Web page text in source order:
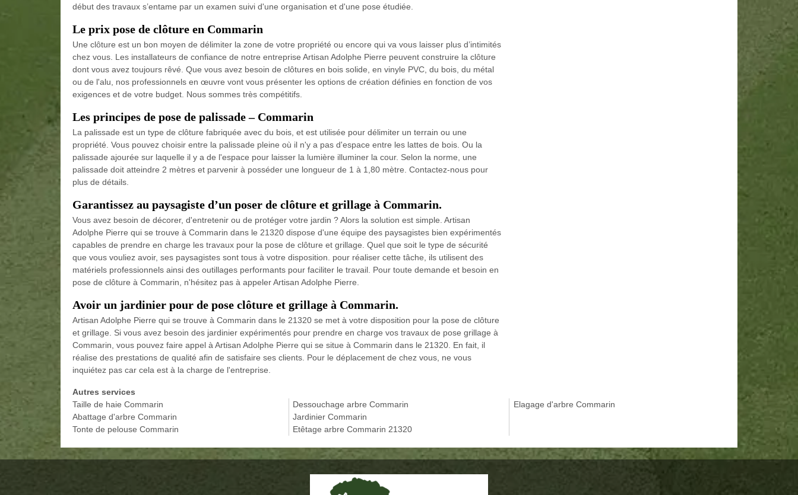
début des travaux s’entame par un examen suivi d'une organisation et d'une pose étudiée.
Le prix pose de clôture en Commarin
Une clôture est un bon moyen de délimiter la zone de votre propriété ou encore qui va vous laisser plus d’intimités
chez vous. Les installateurs de confiance de notre entreprise Artisan Adolphe Pierre peuvent construire la clôture
dont vous avez toujours rêvé. Que vous avez besoin de clôtures en bois solide, en vinyle PVC, du bois, du métal
ou de l'alu, nos professionnels en œuvre vont vous présenter les options de création définies en fonction de vos
exigences et de votre budget. Nous sommes très compétitifs.
Les principes de pose de palissade – Commarin
La palissade est un type de clôture fabriquée avec du bois, et est utilisée pour délimiter un terrain ou une
propriété. Vous pouvez choisir entre la palissade pleine où il n'y a pas d'espace entre les lattes de bois. Ou la
palissade ajourée sur laquelle il y a de l'espace pour laisser la lumière illuminer la cour. Selon la norme, une
palissade doit atteindre 2 mètres et parvenir à posséder une longueur de 1 à 1,80 mètre. Contactez-nous pour
plus de détails.
Garantissez au paysagiste d’un poser de clôture et grillage à Commarin.
Vous avez besoin de décorer, d'entretenir ou de protéger votre jardin ? Alors la solution est simple. Artisan
Adolphe Pierre qui se trouve à Commarin dans le 21320 dispose d'une équipe des paysagistes bien expérimentés
capables de prendre en charge les travaux pour la pose de clôture et grillage. Quel que soit le type de sécurité
que vous vouliez avoir, ses paysagistes sont tous à votre disposition. pour réaliser cette tâche, ils utilisent des
matériels professionnels ainsi des outillages performants pour faciliter le travail. Pour toute demande et besoin en
pose de clôture à Commarin, n'hésitez pas à appeler Artisan Adolphe Pierre.
Avoir un jardinier pour de pose clôture et grillage à Commarin.
Artisan Adolphe Pierre qui se trouve à Commarin dans le 21320 se met à votre disposition pour la pose de clôture
et grillage. Si vous avez besoin des jardinier expérimentés pour prendre en charge vos travaux de pose grillage à
Commarin, vous pouvez faire appel à Artisan Adolphe Pierre qui se situe à Commarin dans le 21320. En fait, il
réalise des prestations de qualité afin de satisfaire ses clients. Pour le déplacement de chez vous, ne vous
inquiétez pas car cela est à la charge de l'entreprise.
Autres services
Taille de haie Commarin
Abattage d'arbre Commarin
Tonte de pelouse Commarin
Dessouchage arbre Commarin
Jardinier Commarin
Etêtage arbre Commarin 21320
Elagage d'arbre Commarin